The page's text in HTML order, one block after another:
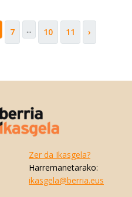
7 ... 10 11 ›
Zer da Ikasgela?
Harremanetarako:
ikasgela@berria.eus